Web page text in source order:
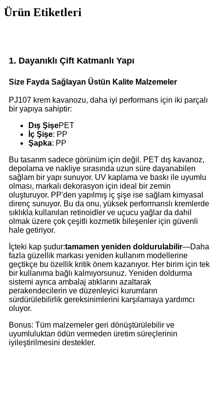
Ürün Etiketleri
1. Dayanıklı Çift Katmanlı Yapı
Size Fayda Sağlayan Üstün Kalite Malzemeler
PJ107 krem ​​kavanozu, daha iyi performans için iki parçalı
bir yapıya sahiptir:
Dış ŞişePET
İç Şişe: PP
Şapka: PP
Bu tasarım sadece görünüm için değil. PET dış kavanoz,
depolama ve nakliye sırasında uzun süre dayanabilen
sağlam bir yapı sunuyor. UV kaplama ve baskı ile uyumlu
olması, markalı dekorasyon için ideal bir zemin
oluşturuyor. PP'den yapılmış iç şişe ise sağlam kimyasal
direnç sunuyor. Bu da onu, yüksek performanslı kremlerde
sıklıkla kullanılan retinoidler ve uçucu yağlar da dahil
olmak üzere çok çeşitli kozmetik bileşenler için güvenli
hale getiriyor.
İçteki kap şudur:tamamen yeniden doldurulabilir—Daha
fazla güzellik markası yeniden kullanım modellerine
geçtikçe bu özellik kritik önem kazanıyor. Her birim için tek
bir kullanıma bağlı kalmıyorsunuz. Yeniden doldurma
sistemi ayrıca ambalaj atıklarını azaltarak
perakendecilerin ve düzenleyici kurumların
sürdürülebilirlik gereksinimlerini karşılamaya yardımcı
oluyor.
Bonus: Tüm malzemeler geri dönüştürülebilir ve
uyumluluktan ödün vermeden üretim süreçlerinin
iyileştirilmesini destekler.